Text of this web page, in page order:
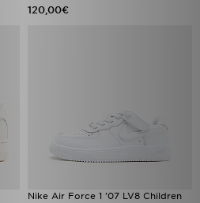
120,00€
Nike Air Force 1 '07 LV8 Children